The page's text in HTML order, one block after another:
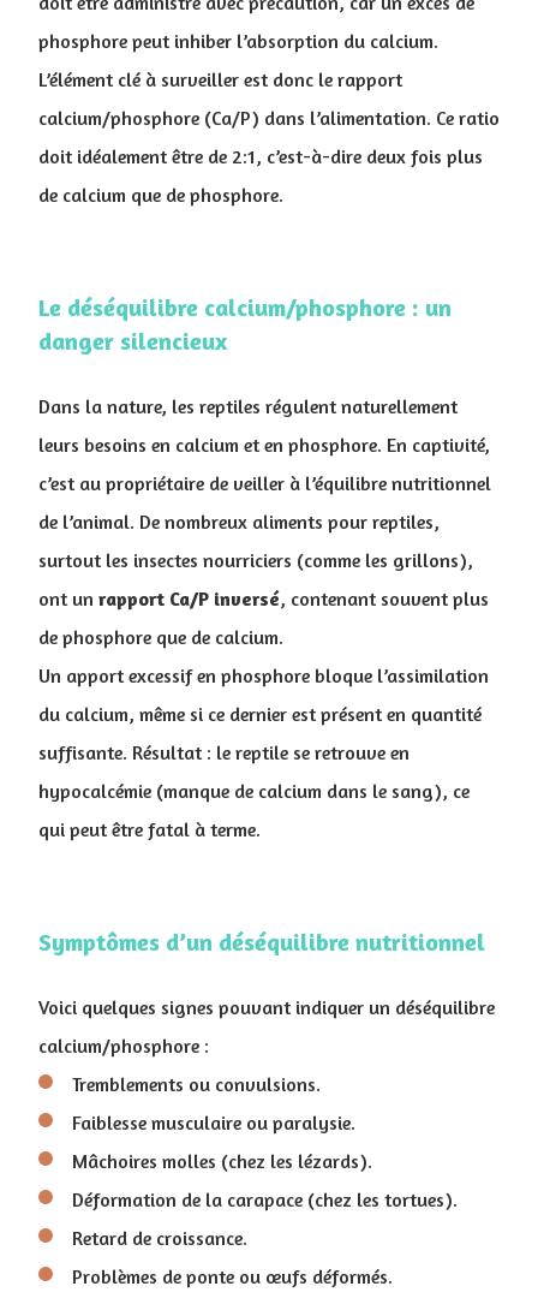
phosphore peut inhiber l’absorption du calcium.
L’élément clé à surveiller est donc le rapport
calcium/phosphore (Ca/P) dans l’alimentation. Ce ratio
doit idéalement être de 2:1, c’est-à-dire deux fois plus
de calcium que de phosphore.
Le déséquilibre calcium/phosphore : un
danger silencieux
Dans la nature, les reptiles régulent naturellement
leurs besoins en calcium et en phosphore. En captivité,
c’est au propriétaire de veiller à l’équilibre nutritionnel
de l’animal. De nombreux aliments pour reptiles,
surtout les insectes nourriciers (comme les grillons),
ont un rapport Ca/P inversé, contenant souvent plus
de phosphore que de calcium.
Un apport excessif en phosphore bloque l’assimilation
du calcium, même si ce dernier est présent en quantité
suffisante. Résultat : le reptile se retrouve en
hypocalcémie (manque de calcium dans le sang), ce
qui peut être fatal à terme.
Symptômes d’un déséquilibre nutritionnel
Voici quelques signes pouvant indiquer un déséquilibre
calcium/phosphore :
Tremblements ou convulsions.
Faiblesse musculaire ou paralysie.
Mâchoires molles (chez les lézards).
Déformation de la carapace (chez les tortues).
Retard de croissance.
Problèmes de ponte ou œufs déformés.